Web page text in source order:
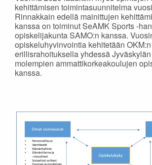
kehittämisen toimintasuunnitelma
Rinnakkain edellä mainittujen
kanssa on toiminut SeAMK Sports -
opiskelijakunta SAMO:n kanssa.
opiskeluhyvinvointia kehitetään OKM:n
erillisrahoituksella yhdessä
molempien ammattikorkeakoulujen
kanssa.